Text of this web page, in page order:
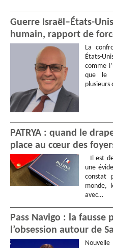
Guerre Israël–États-
humain, rapport de
La
États-
comme
que le
plusieurs
PATRYA : quand le
place au cœur des
Il est
une
constat
monde,
avec…
Pass Navigo : la
l’obsession autour de